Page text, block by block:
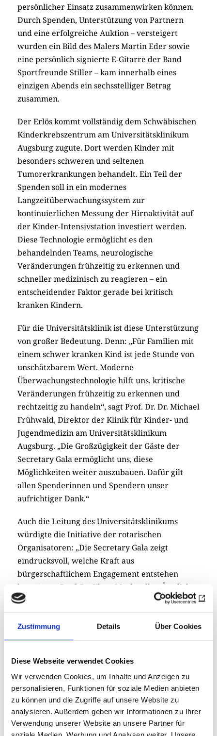
Zustimmung Details Über Cookies
Diese Webseite verwendet Cookies
Wir verwenden Cookies, um Inhalte und Anzeigen zu
personalisieren, Funktionen für soziale Medien anbieten
zu können und die Zugriffe auf unsere Website zu
analysieren. Außerdem geben wir Informationen zu Ihrer
Verwendung unserer Website an unsere Partner für
persönlicher Einsatz zusammenwirken können.
Durch Spenden, Unterstützung von Partnern
und eine erfolgreiche Auktion – versteigert
wurden ein Bild des Malers Martin Eder sowie
eine persönlich signierte E-Gitarre der Band
Sportfreunde Stiller – kam innerhalb eines
einzigen Abends ein sechsstelliger Betrag
zusammen.
Der Erlös kommt vollständig dem Schwäbischen
Kinderkrebszentrum am Universitätsklinikum
Augsburg zugute. Dort werden Kinder mit
besonders schweren und seltenen
Tumorerkrankungen behandelt. Ein Teil der
Spenden soll in ein modernes
Langzeitüberwachungssystem zur
kontinuierlichen Messung der Hirnaktivität auf
der Kinder-Intensivstation investiert werden.
Diese Technologie ermöglicht es den
behandelnden Teams, neurologische
Veränderungen frühzeitig zu erkennen und
schneller medizinisch zu reagieren – ein
entscheidender Faktor gerade bei kritisch
kranken Kindern.
Für die Universitätsklinik ist diese Unterstützung
von großer Bedeutung. Denn: „Für Familien mit
einem schwer kranken Kind ist jede Stunde von
unschätzbarem Wert. Moderne
Überwachungstechnologie hilft uns, kritische
Veränderungen frühzeitig zu erkennen und
rechtzeitig zu handeln“, sagt Prof. Dr. Dr. Michael
Frühwald, Direktor der Klinik für Kinder- und
Jugendmedizin am Universitätsklinikum
Augsburg. „Die Großzügigkeit der Gäste der
Secretary Gala ermöglicht uns, diese
Möglichkeiten weiter auszubauen. Dafür gilt
allen Spenderinnen und Spendern unser
aufrichtiger Dank.“
Auch die Leitung des Universitätsklinikums
würdigte die Initiative der rotarischen
Organisatoren: „Die Secretary Gala zeigt
eindrucksvoll, welche Kraft aus
bürgerschaftlichem Engagement entstehen
kann“, sagt Prof. Dr. Klaus Markstaller, Ärztlicher
Direktor des Universitätsklinikums Augsburg.
„Wir sind den Initiatoren und allen
Unterstützern außerordentlich dankbar. Ihre
Hilfe kommt unmittelbar den schwerkranken
Der Charity-Abend – unter anderem mit einem
3-Gänge-Menü von Sternekoch Simon Lang –
setzte ein starkes Zeichen: Wenn rotarische
Gemeinschaft und zivilgesellschaftliche
Verantwortung zusammenwirken, können aus